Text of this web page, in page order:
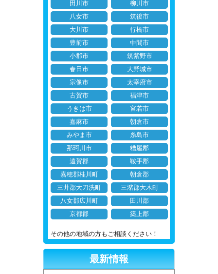
田川市
柳川市
八女市
筑後市
大川市
行橋市
豊前市
中間市
小郡市
筑紫野市
春日市
大野城市
宗像市
太宰府市
古賀市
福津市
うきは市
宮若市
嘉麻市
朝倉市
みやま市
糸島市
那珂川市
糟屋郡
遠賀郡
鞍手郡
嘉穂郡桂川町
朝倉郡
三井郡大刀洗町
三潴郡大木町
八女郡広川町
田川郡
京都郡
築上郡
その他の地域の方もご相談ください！
最新情報